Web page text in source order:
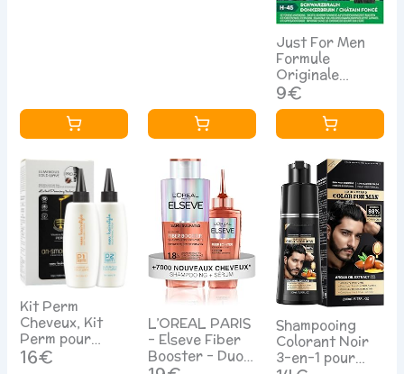
cheveux doux
et brillants, 170
Just For Men
Formule
Originale
Coloration
Cheveux Chtain
Fonc, Restaure
La Couleur
Originale Pour
Un Look
Naturel - H45
9€
Kit Perm
Cheveux, Kit
Perm pour
Femmes,
16€
L’OREAL PARIS
– Elseve Fiber
Booster – Duo
Shampooing
Colorant Noir
3-en-1 pour